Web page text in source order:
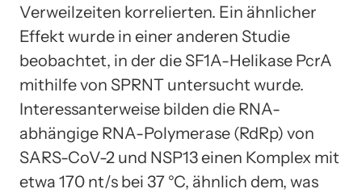
Verweilzeiten korrelierten. Ein ähnlicher
Effekt wurde in einer anderen Studie
beobachtet, in der die SF1A-Helikase PcrA
mithilfe von SPRNT untersucht wurde.
Interessanterweise bilden die RNA-
abhängige RNA-Polymerase (RdRp) von
SARS-CoV-2 und NSP13 einen Komplex mit
etwa 170 nt/s bei 37 °C, ähnlich dem, was